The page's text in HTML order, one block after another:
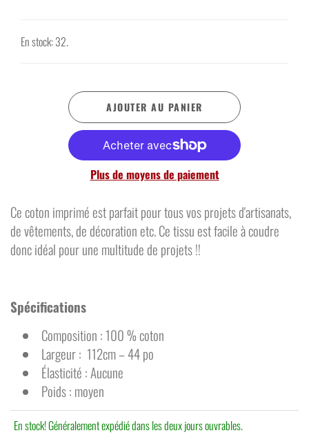
En stock: 32.
AJOUTER AU PANIER
Plus de moyens de paiement
Ce coton imprimé est parfait pour tous vos projets d'artisanats,
de vêtements, de décoration etc. Ce tissu estfacile à coudre
donc idéal pour une multitude de projets !!
Spécifications
Composition : 100 % coton
Largeur : 112cm – 44 po
Élasticité : Aucune
Poids : moyen
En stock! Généralement expédié dans les deux jours ouvrables.